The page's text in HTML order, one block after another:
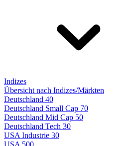
Indizes
Übersicht nach Indizes/Märkten
Deutschland 40
Deutschland Small Cap 70
Deutschland Mid Cap 50
Deutschland Tech 30
USA Industrie 30
USA 500